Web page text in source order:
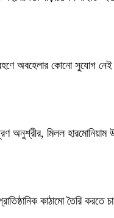
অবহেলার কোনো সুযোগ নেই :
অনুশ্রীর, মিলল হারমোনিয়াম
কাঠামো তৈরি করতে